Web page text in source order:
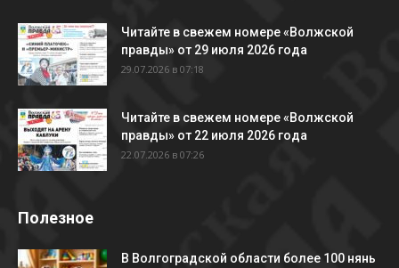
Читайте в свежем номере «Волжской
правды» от 29 июля 2026 года
29.07.2026 в 07:18
Читайте в свежем номере «Волжской
правды» от 22 июля 2026 года
22.07.2026 в 07:26
Полезное
В Волгоградской области более 100 нянь